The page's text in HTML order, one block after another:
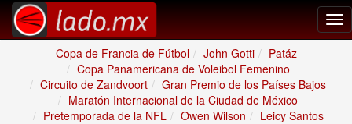
Copa de Francia de Fútbol
John Gotti
Patáz
Copa Panamericana de Voleibol Femenino
Circuito de Zandvoort
Gran Premio de los Países Bajos
Maratón Internacional de la Ciudad de México
Pretemporada de la NFL
Owen Wilson Leicy Santos